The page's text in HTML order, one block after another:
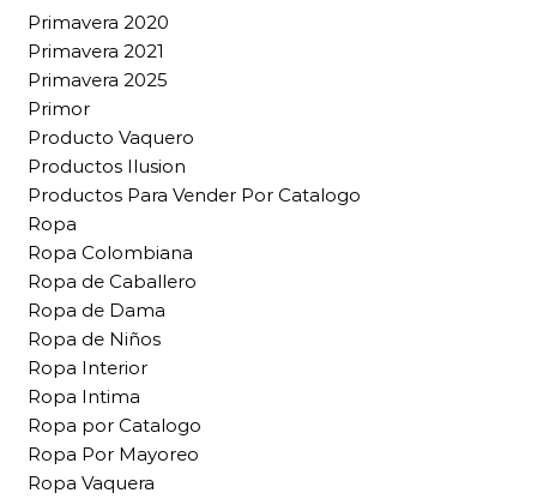
Primavera 2020
Primavera 2021
Primavera 2025
Primor
Producto Vaquero
Productos Ilusion
Productos Para Vender Por Catalogo
Ropa
Ropa Colombiana
Ropa de Caballero
Ropa de Dama
Ropa de Niños
Ropa Interior
Ropa Intima
Ropa por Catalogo
Ropa Por Mayoreo
Ropa Vaquera